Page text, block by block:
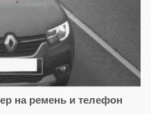
на ремень и телефон